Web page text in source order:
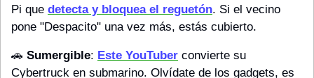
Pi que detecta y bloquea el reguetón. Si el vecino
pone "Despacito" una vez más, estás cubierto.
🚗 Sumergible: Este YouTuber convierte su
Cybertruck en submarino. Olvídate de los gadgets, es